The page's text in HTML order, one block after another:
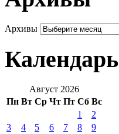
Архивы
Календарь
Август 2026
Пн Вт Ср Чт Пт Сб Вс
1
2
3
4 5 6 7 8
9